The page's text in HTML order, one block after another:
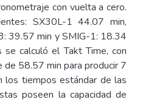
con vuelta a cero.
SX30L-1 44.07 min,
39.57 min y SMIG-1: 18.34
se calculó el Takt Time, con
de 58.57 min para producir 7
los tiempos estándar de las
poseen la capacidad de